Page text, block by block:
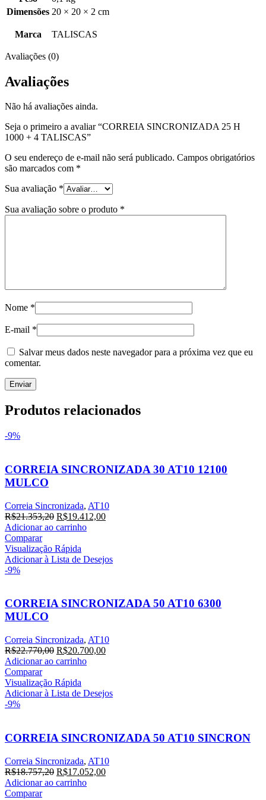
Dimensões 20 × 20 × 2 cm
Marca TALISCAS
Avaliações (0)
Avaliações
Não há avaliações ainda.
Seja o primeiro a avaliar “CORREIA SINCRONIZADA 25 H
1000 + 4 TALISCAS”
O seu endereço de e-mail não será publicado. Campos obrigatórios
são marcados com *
Sua avaliação *
Sua avaliação sobre o produto *
Nome *
E-mail *
Salvar meus dados neste navegador para a próxima vez que eu
comentar.
Produtos relacionados
-9%
CORREIA SINCRONIZADA 30 AT10 12100
MULCO
Correia Sincronizada, AT10
R$21.353,20 O
preço
era:
R$21.353,20.
R$19.412,00O
R$19.412,00.
Adicionar ao carrinho
Comparar
Visualização Rápida
Adicionar à Lista de Desejos
-9%
CORREIA SINCRONIZADA 50 AT10 6300
MULCO
Correia Sincronizada, AT10
R$22.770,00 O
preço
era:
R$22.770,00.
R$20.700,00O
R$20.700,00.
Adicionar ao carrinho
Comparar
Visualização Rápida
Adicionar à Lista de Desejos
-9%
CORREIA SINCRONIZADA 50 AT10 SINCRON
Correia Sincronizada, AT10
R$18.757,20 O
preço
R$17.052,00O
Adicionar ao carrinho
Comparar